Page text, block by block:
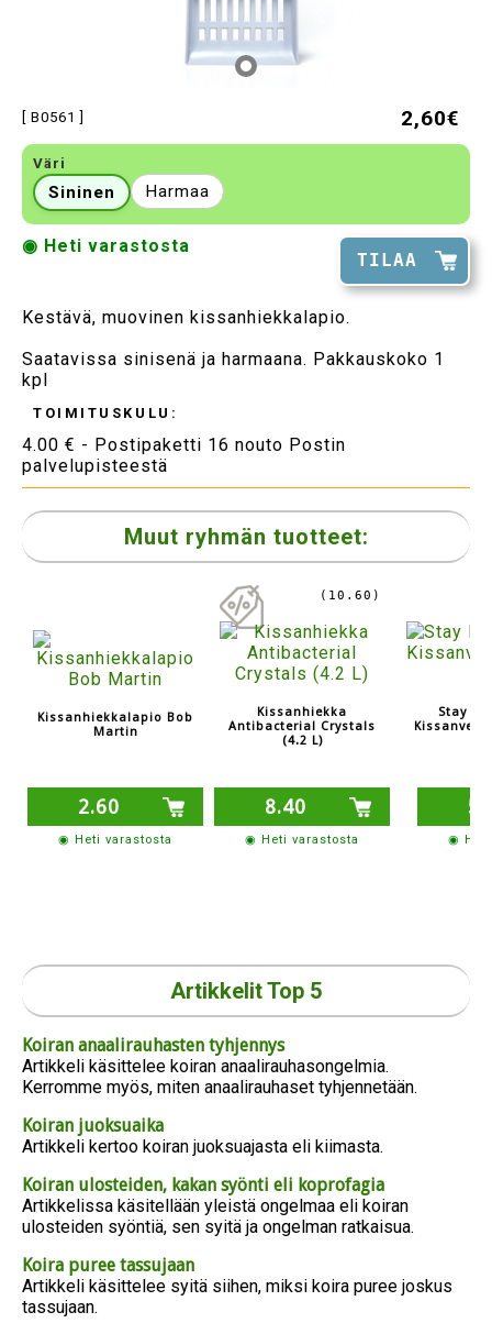
[ B0561 ] 2,60€
Väri
Sininen Harmaa
TILAA
◉ Heti varastosta
Kestävä, muovinen kissanhiekkalapio.
Saatavissa sinisenä ja harmaana. Pakkauskoko 1
kpl
TOIMITUSKULU:
4.00 € - Postipaketti 16 nouto Postin
palvelupisteestä
Muut ryhmän tuotteet:
Kissanhiekkalapio Bob
Martin
2.60
◉ Heti varastosta
(10.60)
Kissanhiekka
Antibacterial Crystals
(4.2 L)
8.40
◉ Heti varastosta
Stay
◉ Heti
Artikkelit Top 5
Koiran anaalirauhasten tyhjennys
Artikkeli käsittelee koiran anaalirauhasongelmia.
Kerromme myös, miten anaalirauhaset tyhjennetään.
Koiran juoksuaika
Artikkeli kertoo koiran juoksuajasta eli kiimasta.
Koiran ulosteiden, kakan syönti eli koprofagia
Artikkelissa käsitellään yleistä ongelmaa eli koiran
ulosteiden syöntiä, sen syitä ja ongelman ratkaisua.
Koira puree tassujaan
Artikkeli käsittelee syitä siihen, miksi koira puree joskus
tassujaan.